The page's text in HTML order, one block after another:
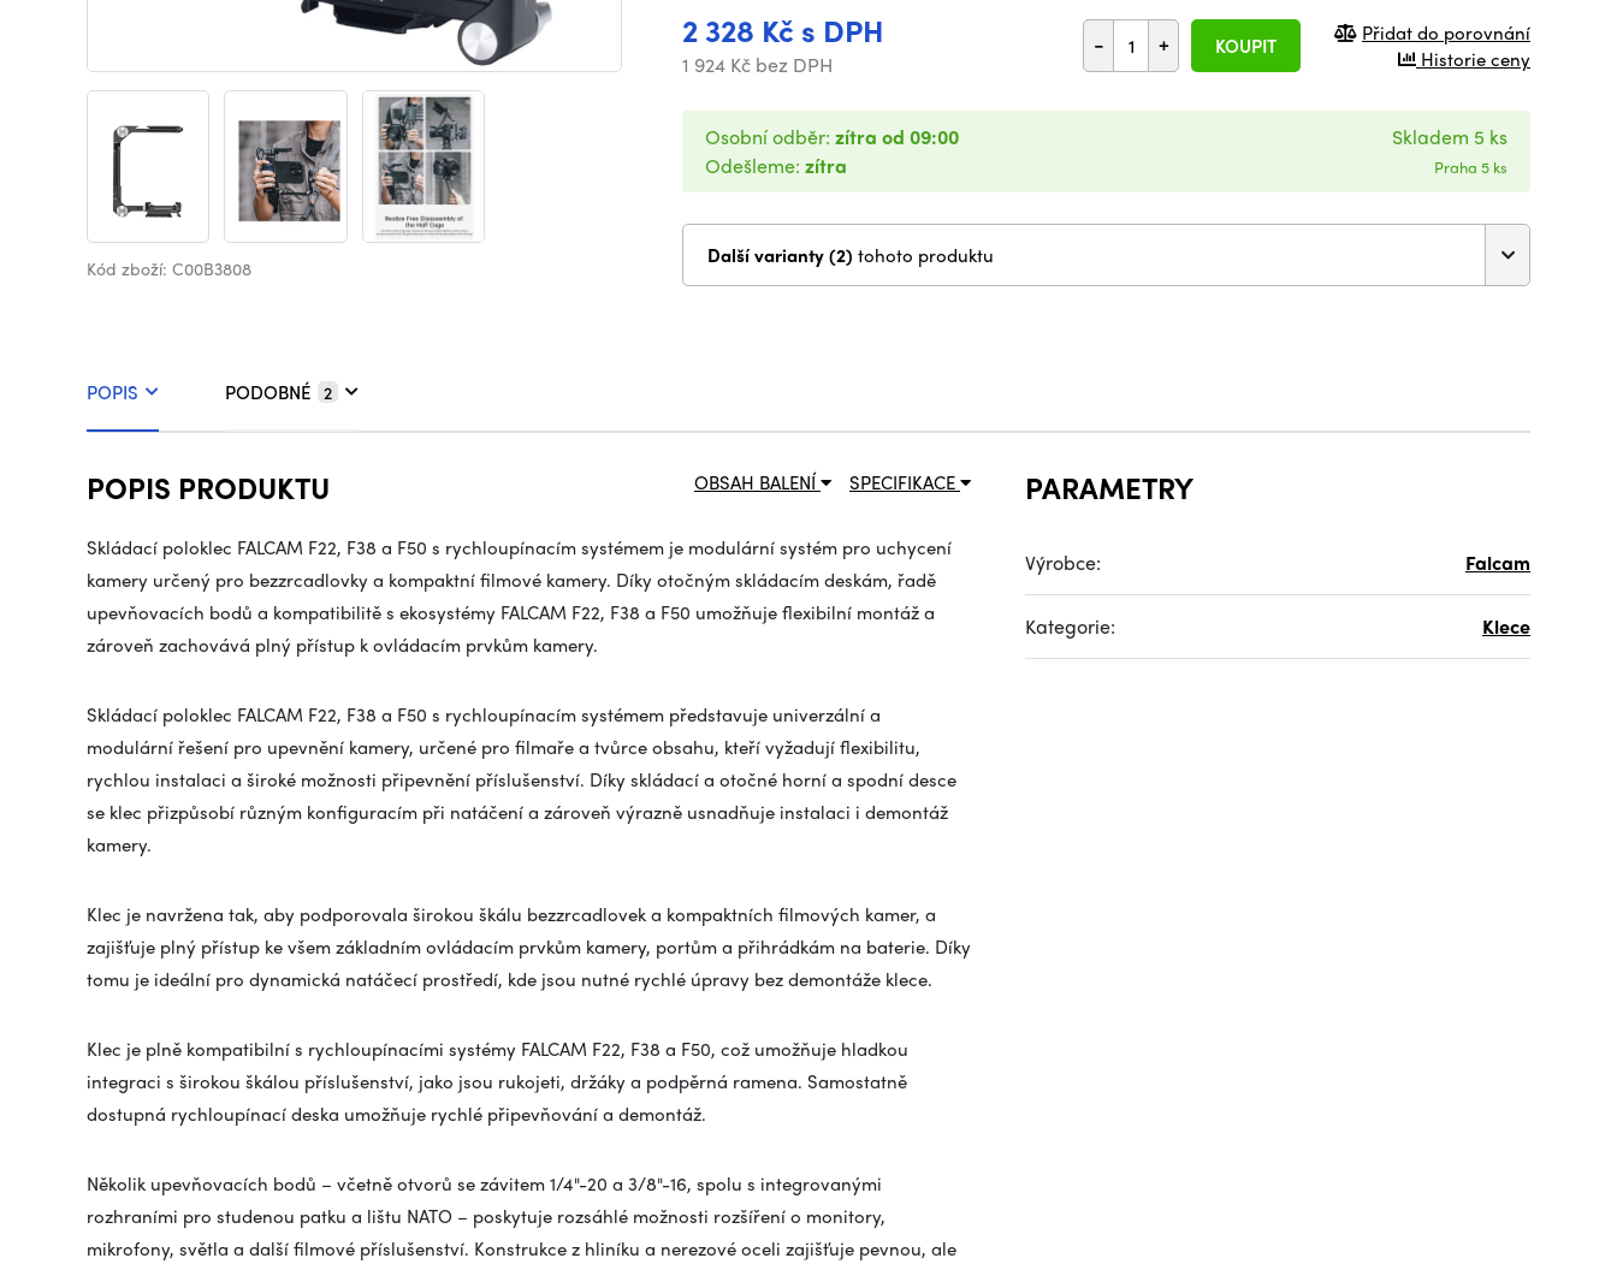
Kód zboží: C00B3808
2 328 Kč s DPH
1 924 Kč bez DPH
- + KOUPIT
Přidat do porovnání
Historie ceny
Osobní odběr: zítra od 09:00
Odešleme: zítra
Skladem 5 ks
Praha 5 ks
Další varianty (2) tohoto produktu
POPIS PODOBNÉ 2
SPECIFIKACE
OBSAH BALENÍ
POPIS PRODUKTU
Skládací poloklec FALCAM F22, F38 a F50 s rychloupínacím systémem je modulární systém pro uchycení
kamery určený pro bezzrcadlovky a kompaktní filmové kamery. Díky otočným skládacím deskám, řadě
upevňovacích bodů a kompatibilitě s ekosystémy FALCAM F22, F38 a F50 umožňuje flexibilní montáž a
zároveň zachovává plný přístup k ovládacím prvkům kamery.
Skládací poloklec FALCAM F22, F38 a F50 s rychloupínacím systémem představuje univerzální a
modulární řešení pro upevnění kamery, určené pro filmaře a tvůrce obsahu, kteří vyžadují flexibilitu,
rychlou instalaci a široké možnosti připevnění příslušenství. Díky skládací a otočné horní a spodní desce
se klec přizpůsobí různým konfiguracím při natáčení a zároveň výrazně usnadňuje instalaci i demontáž
kamery.
Klec je navržena tak, aby podporovala širokou škálu bezzrcadlovek a kompaktních filmových kamer, a
zajišťuje plný přístup ke všem základním ovládacím prvkům kamery, portům a přihrádkám na baterie. Díky
tomu je ideální pro dynamická natáčecí prostředí, kde jsou nutné rychlé úpravy bez demontáže klece.
Klec je plně kompatibilní s rychloupínacími systémy FALCAM F22, F38 a F50, což umožňuje hladkou
integraci s širokou škálou příslušenství, jako jsou rukojeti, držáky a podpěrná ramena. Samostatně
dostupná rychloupínací deska umožňuje rychlé připevňování a demontáž.
Několik upevňovacích bodů – včetně otvorů se závitem 1/4"-20 a 3/8"-16, spolu s integrovanými
rozhraními pro studenou patku a lištu NATO – poskytuje rozsáhlé možnosti rozšíření o monitory,
mikrofony, světla a další filmové příslušenství. Konstrukce z hliníku a nerezové oceli zajišťuje pevnou, ale
PARAMETRY
Výrobce: Falcam
Kategorie: Klece